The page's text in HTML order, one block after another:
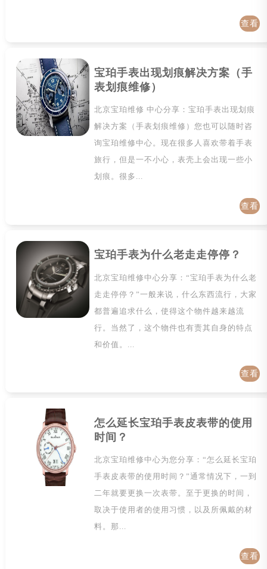
查看
宝珀手表出现划痕解决方案（手
表划痕维修）
北京宝珀维修 中心分享：宝珀手表出现划痕
解决方案（手表划痕维修）您也可以随时咨
询宝珀维修中心。现在很多人喜欢带着手表
旅行，但是一不小心，表壳上会出现一些小
划痕。很多...
查看
宝珀手表为什么老走走停停？
北京宝珀维修中心分享：“宝珀手表为什么老
走走停停？”一般来说，什么东西流行，大家
都普遍追求什么，使得这个物件越来越流
行。当然了，这个物件也有责其自身的特点
和价值。...
查看
怎么延长宝珀手表皮表带的使用
时间？
北京宝珀维修中心为您分享：“怎么延长宝珀
手表皮表带的使用时间？”通常情况下，一到
二年就要更换一次表带。至于更换的时间，
取决于使用者的使用习惯，以及所佩戴的材
料。那...
查看